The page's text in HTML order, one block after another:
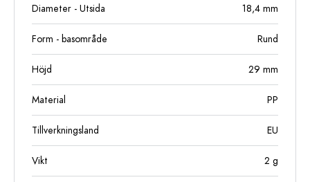
Diameter - Utsida 18,4 mm
Form - basområde Rund
Höjd 29 mm
Material PP
Tillverkningsland EU
Vikt 2 g